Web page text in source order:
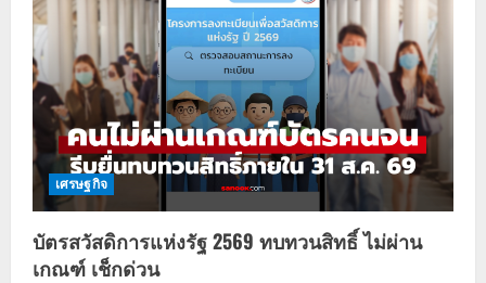
เศรษฐกิจ
บัตรสวัสดิการแห่งรัฐ 2569 ทบทวนสิทธิ์ ไม่ผ่าน
เกณฑ์ เช็กด่วน